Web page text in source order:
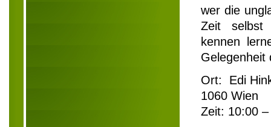
wer die
Zeit selbst
kennen
Gelegenheit
Ort: Edi
1060 Wien
Zeit: 10:00